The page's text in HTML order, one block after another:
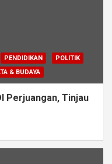
PENDIDIKAN
POLITIK
& BUDAYA
Perjuangan, Tinjau